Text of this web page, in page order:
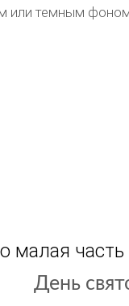
или темным
малая